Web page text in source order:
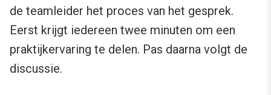
de teamleider het proces van het gesprek.
Eerst krijgt iedereen twee minuten om een
praktijkervaring te delen. Pas daarna volgt de
discussie.